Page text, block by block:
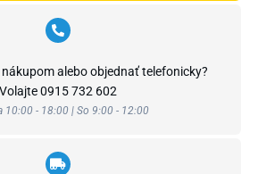
alebo objednať telefonicky?
Volajte0915 732 602
10:00 - 18:00 | So 9:00 - 12:00